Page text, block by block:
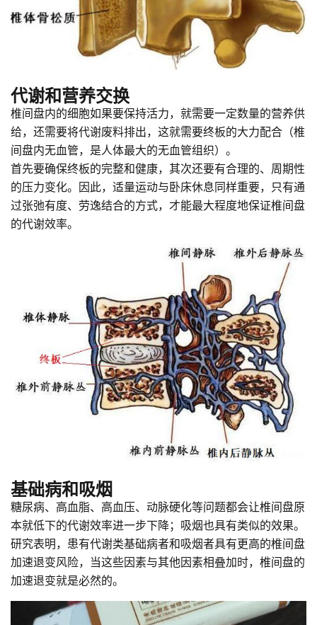
代谢和营养交换
椎间盘内的细胞如果要保持活力，就需要一定数量的营养供
给，还需要将代谢废料排出，这就需要终板的大力配合（椎
间盘内无血管，是人体最大的无血管组织）。
首先要确保终板的完整和健康，其次还要有合理的、周期性
的压力变化。因此，适量运动与卧床休息同样重要，只有通
过张弛有度、劳逸结合的方式，才能最大程度地保证椎间盘
的代谢效率。
基础病和吸烟
糖尿病、高血脂、高血压、动脉硬化等问题都会让椎间盘原
本就低下的代谢效率进一步下降；吸烟也具有类似的效果。
研究表明，患有代谢类基础病者和吸烟者具有更高的椎间盘
加速退变风险，当这些因素与其他因素相叠加时，椎间盘的
加速退变就是必然的。